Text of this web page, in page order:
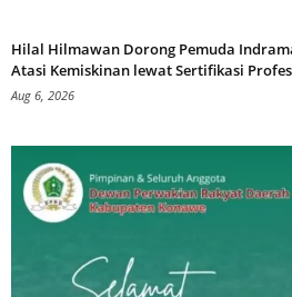
Hilal Hilmawan Dorong Pemuda
Atasi Kemiskinan lewat Sertifikasi
Aug 6, 2026